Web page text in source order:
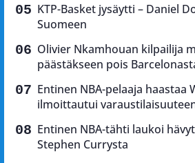
KTP-Basket jysäytti – Daniel
Suomeen
Olivier Nkamhouan kilpailija
päästäkseen pois
Entinen NBA-pelaaja haastaa
ilmoittautui
Entinen NBA-tähti laukoi
Stephen Currysta